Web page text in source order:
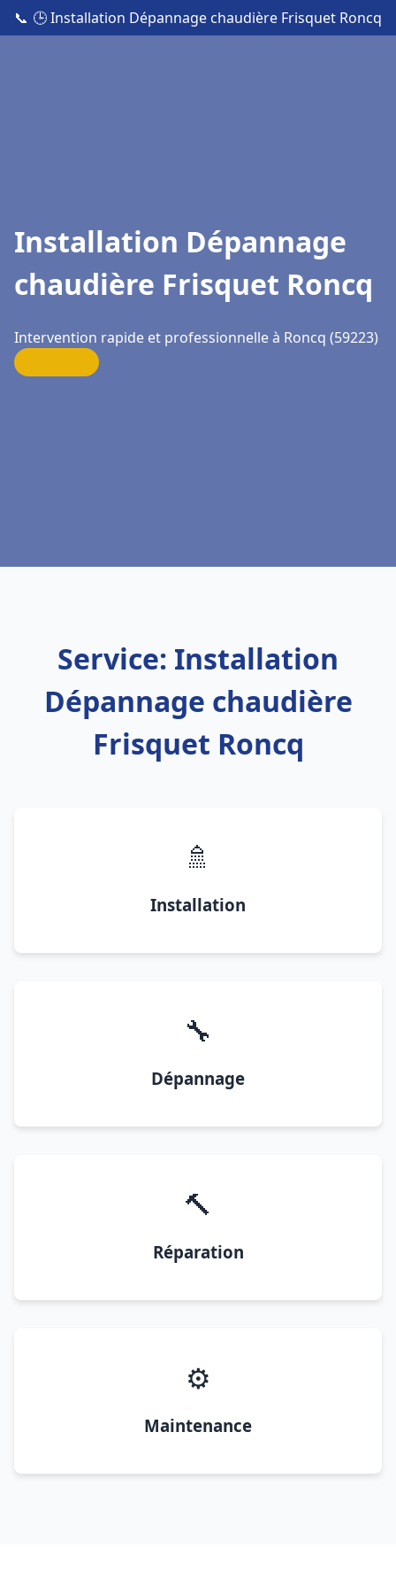
📞 🕒 Installation Dépannage chaudière Frisquet Roncq
Installation Dépannage
chaudière Frisquet Roncq
Intervention rapide et professionnelle à Roncq (59223)
Service: Installation
Dépannage chaudière
Frisquet Roncq
🚿
Installation
🔧
Dépannage
🔨
Réparation
⚙️
Maintenance